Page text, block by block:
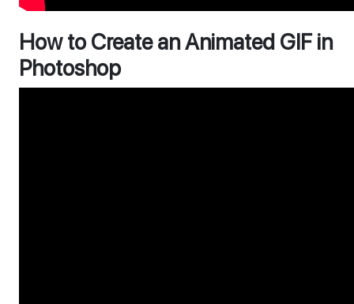
How to Create an Animated GIF in
Photoshop